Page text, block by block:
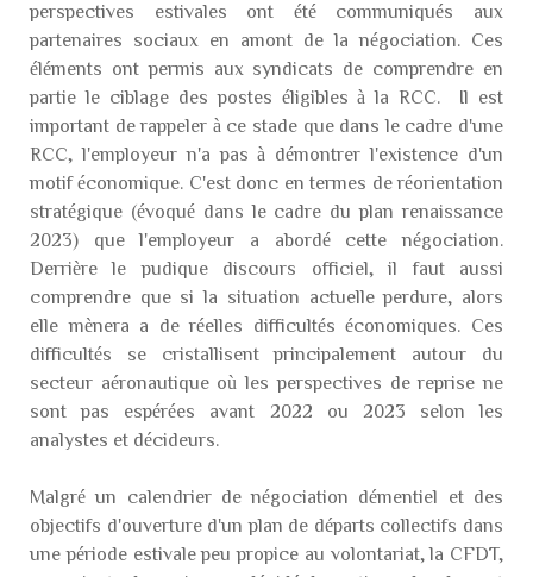
perspectives estivales ont été communiqués aux
partenaires sociaux en amont de la négociation. Ces
éléments ont permis aux syndicats de comprendre en
partie le ciblage des postes éligibles à la RCC. Il est
important de rappeler à ce stade que dans le cadre d'une
RCC, l'employeur n'a pas à démontrer l'existence d'un
motif économique. C'est donc en termes de réorientation
stratégique (évoqué dans le cadre du plan renaissance
2023) que l'employeur a abordé cette négociation.
Derrière le pudique discours officiel, il faut aussi
comprendre que si la situation actuelle perdure, alors
elle mènera a de réelles difficultés économiques. Ces
difficultés se cristallisent principalement autour du
secteur aéronautique où les perspectives de reprise ne
sont pas espérées avant 2022 ou 2023 selon les
analystes et décideurs.
Malgré un calendrier de négociation démentiel et des
objectifs d'ouverture d'un plan de départs collectifs dans
une période estivale peu propice au volontariat, la CFDT,